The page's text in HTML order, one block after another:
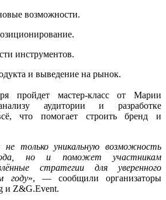
возможности.
инструментов.
и выведение на рынок.
пройдет мастер-класс от Марии
аудитории и разработке
что помогает строить бренд и
только уникальную возможность
но и поможет участникам
стратегии для уверенного
году», — сообщили организаторы
и Z&G.Event.